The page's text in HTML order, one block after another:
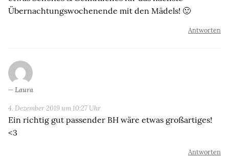
Übernachtungswochenende mit den Mädels! 🙂
Antworten
Laura
4. Dezember 2019 um 10:27 Uhr
Ein richtig gut passender BH wäre etwas großartiges!
<3
Antworten